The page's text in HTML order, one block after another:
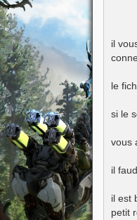
il
le
si le
vous
il
il est
petit